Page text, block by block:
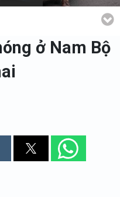
ở Nam Bộ